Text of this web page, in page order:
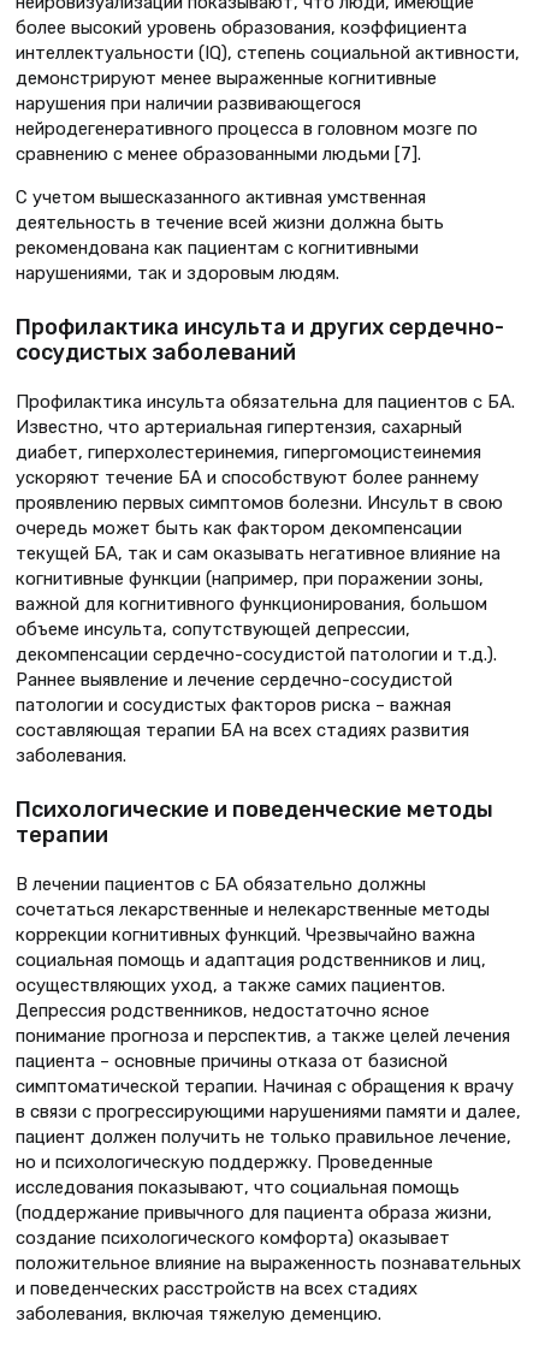
более высокий уровень образования, коэффициента
интеллектуальности (IQ), степень социальной активности,
демонстрируют менее выраженные когнитивные
нарушения при наличии развивающегося
нейродегенеративного процесса в головном мозге по
сравнению с менее образованными людьми [7].
С учетом вышесказанного активная умственная
деятельность в течение всей жизни должна быть
рекомендована как пациентам с когнитивными
нарушениями, так и здоровым людям.
Профилактика инсульта и других сердечно-
сосудистых заболеваний
Профилактика инсульта обязательна для пациентов с БА.
Известно, что артериальная гипертензия, сахарный
диабет, гиперхолестеринемия, гипергомоцистеинемия
ускоряют течение БА и способствуют более раннему
проявлению первых симптомов болезни. Инсульт в свою
очередь может быть как фактором декомпенсации
текущей БА, так и сам оказывать негативное влияние на
когнитивные функции (например, при поражении зоны,
важной для когнитивного функционирования, большом
объеме инсульта, сопутствующей депрессии,
декомпенсации сердечно-сосудистой патологии и т.д.).
Раннее выявление и лечение сердечно-сосудистой
патологии и сосудистых факторов риска – важная
составляющая терапии БА на всех стадиях развития
заболевания.
Психологические и поведенческие методы
терапии
В лечении пациентов с БА обязательно должны
сочетаться лекарственные и нелекарственные методы
коррекции когнитивных функций. Чрезвычайно важна
социальная помощь и адаптация родственников и лиц,
осуществляющих уход, а также самих пациентов.
Депрессия родственников, недостаточно ясное
понимание прогноза и перспектив, а также целей лечения
пациента – основные причины отказа от базисной
симптоматической терапии. Начиная с обращения к врачу
в связи с прогрессирующими нарушениями памяти и далее,
пациент должен получить не только правильное лечение,
но и психологическую поддержку. Проведенные
исследования показывают, что социальная помощь
(поддержание привычного для пациента образа жизни,
создание психологического комфорта) оказывает
положительное влияние на выраженность познавательных
и поведенческих расстройств на всех стадиях
заболевания, включая тяжелую деменцию.